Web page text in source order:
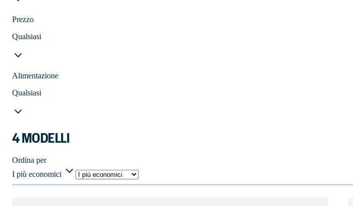
Prezzo
Qualsiasi
Alimentazione
Qualsiasi
4 MODELLI
Ordina per
I più economici